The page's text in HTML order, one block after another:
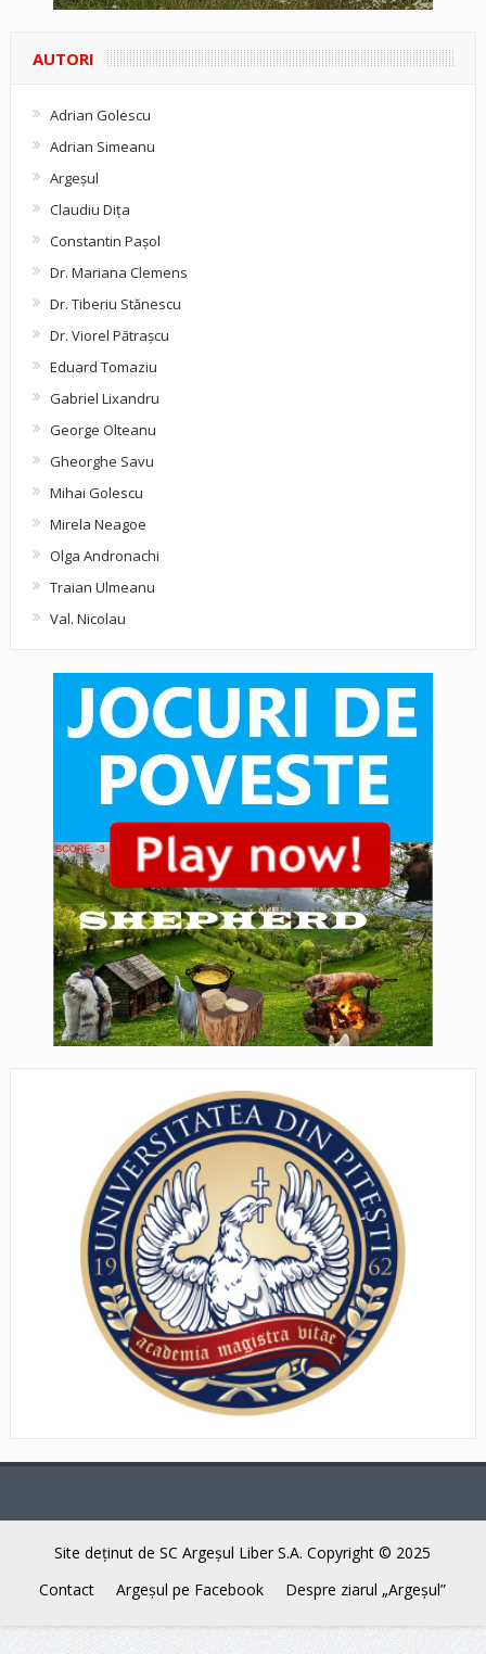
AUTORI
Adrian Golescu
Adrian Simeanu
Argeşul
Claudiu Diţa
Constantin Pașol
Dr. Mariana Clemens
Dr. Tiberiu Stănescu
Dr. Viorel Pătraşcu
Eduard Tomaziu
Gabriel Lixandru
George Olteanu
Gheorghe Savu
Mihai Golescu
Mirela Neagoe
Olga Andronachi
Traian Ulmeanu
Val. Nicolau
Site deţinut de SC Argeşul Liber S.A. Copyright © 2025
Contact
Argeşul pe Facebook Despre ziarul „Argeşul”